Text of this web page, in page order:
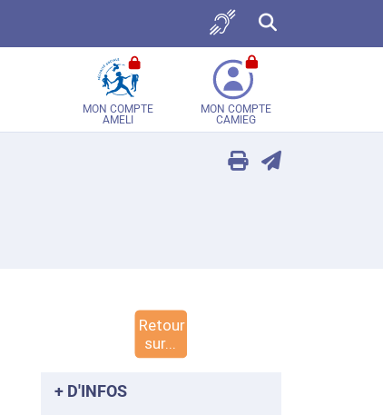
Accès sourds et
MON COMPTE
AMELI
MON COMPTE
CAMIEG
+ D'INFOS